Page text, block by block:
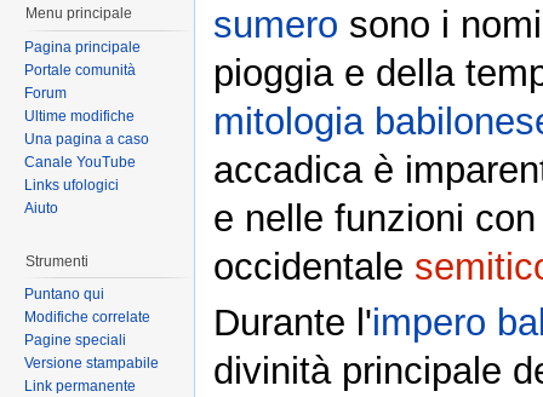
sumero sono i
pioggia e della
mitologia
accadica è
e nelle funzioni
occidentale
Durante l'impero
divinità principale
Menu principale
Pagina principale
Portale comunità
Forum
Ultime modifiche
Una pagina a caso
Canale YouTube
Links ufologici
Aiuto
Strumenti
Puntano qui
Modifiche correlate
Pagine speciali
Versione stampabile
Link permanente